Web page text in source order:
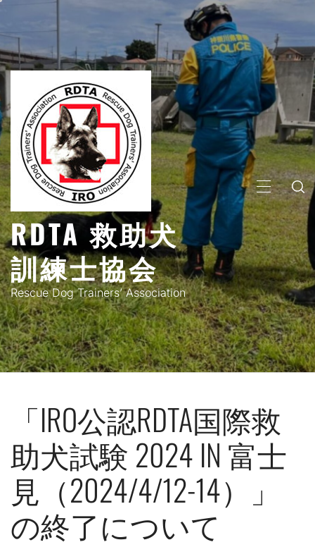
ン
ツ
へ
ス
キ
ッ
プ
RDTA 救助犬
訓練士協会
Rescue Dog Trainers’ Association
メ
イ
ン
メ
ニ
ュ
ー
「IRO公認RDTA国際救
助犬試験 2024 IN 富士
見（2024/4/12-14）」
の終了について